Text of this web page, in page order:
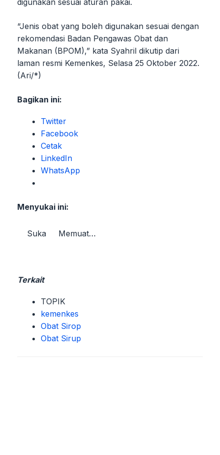
digunakan sesuai aturan pakai.
“Jenis obat yang boleh digunakan sesuai dengan
rekomendasi Badan Pengawas Obat dan
Makanan (BPOM),” kata Syahril dikutip dari
laman resmi Kemenkes, Selasa 25 Oktober 2022.
(Ari/*)
Bagikan ini:
Twitter
Facebook
Cetak
LinkedIn
WhatsApp
Menyukai ini:
Suka Memuat…
Terkait
TOPIK
kemenkes
Obat Sirop
Obat Sirup